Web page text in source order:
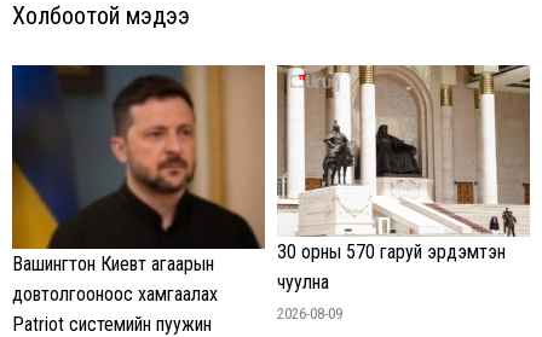
Холбоотой мэдээ
Вашингтон Киевт агаарын
довтолгооноос хамгаалах
Patriot системийн пуужин
30 орны 570 гаруй эрдэмтэн
чуулна
2026-08-09